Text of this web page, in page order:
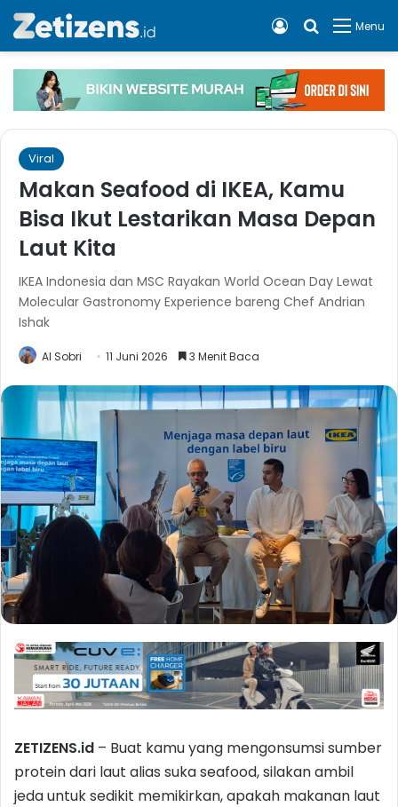
Menu
Cari apa,
Log In
Viral
Makan Seafood di IKEA, Kamu
Bisa Ikut Lestarikan Masa Depan
Laut Kita
IKEA Indonesia dan MSC Rayakan World Ocean Day Lewat
Molecular Gastronomy Experience bareng Chef Andrian
Ishak
Al Sobri 11 Juni 2026 3 Menit Baca
ZETIZENS.id – Buat kamu yang mengonsumsi sumber
protein dari laut alias suka seafood, silakan ambil
jeda untuk sedikit memikirkan, apakah makanan laut